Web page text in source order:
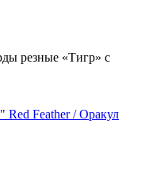
резные «Тигр» с
Red Feather / Оракул